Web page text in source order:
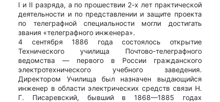
I и II разряда, а по прошествии 2-х лет практической
деятельности и по представлении и защите проекта
по телеграфной специальности могли достигать
звания «телеграфного инженера».
4 сентября 1886 года состоялось открытие
Технического училища Почтово-телеграфного
ведомства — первого в России гражданского
электротехнического учебного заведения.
Директором Училища был назначен выдающийся
инженер в области электрических средств связи Н.
Г. Писаревский, бывший в 1868—1885 годах